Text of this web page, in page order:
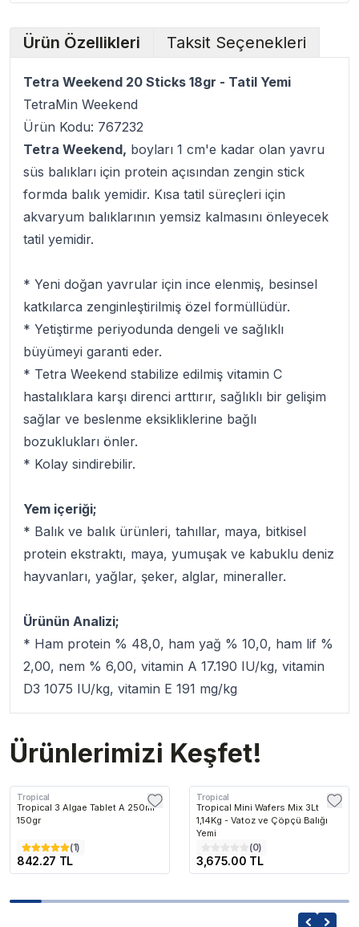
Ürün Özellikleri Taksit Seçenekleri
Tetra Weekend 20 Sticks 18gr - Tatil Yemi
TetraMin Weekend
Ürün Kodu: 767232
Tetra Weekend, boyları 1 cm'e kadar olan yavru
süs balıkları için protein açısından zengin stick
formda balık yemidir. Kısa tatil süreçleri için
akvaryum balıklarının yemsiz kalmasını önleyecek
tatil yemidir.
* Yeni doğan yavrular için ince elenmiş, besinsel
katkılarca zenginleştirilmiş özel formüllüdür.
* Yetiştirme periyodunda dengeli ve sağlıklı
büyümeyi garanti eder.
* Tetra Weekend stabilize edilmiş vitamin C
hastalıklara karşı direnci arttırır, sağlıklı bir gelişim
sağlar ve beslenme eksikliklerine bağlı
bozuklukları önler.
* Kolay sindirebilir.
Yem içeriği;
* Balık ve balık ürünleri, tahıllar, maya, bitkisel
protein ekstraktı, maya, yumuşak ve kabuklu deniz
hayvanları, yağlar, şeker, alglar, mineraller.
Ürünün Analizi;
* Ham protein % 48,0, ham yağ % 10,0, ham lif %
2,00, nem % 6,00, vitamin A 17.190 IU/kg, vitamin
D3 1075 IU/kg, vitamin E 191 mg/kg
Ürünlerimizi Keşfet!
Tropical
Tropical 3 Algae Tablet A 250ml
150gr
(1)
842.27 TL
Tropical
Tropical Mini Wafers Mix 3Lt
1,14Kg - Vatoz ve Çöpçü Balığı
Yemi
(0)
3,675.00 TL